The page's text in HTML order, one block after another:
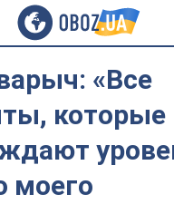
«Все
которые
моего